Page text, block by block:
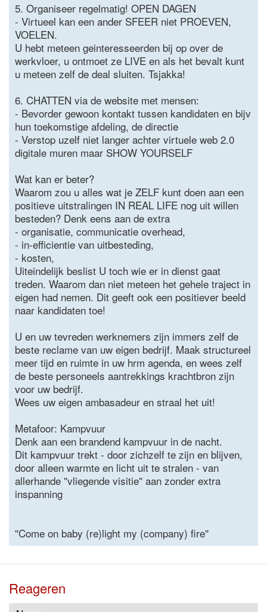
5. Organiseer regelmatig! OPEN DAGEN
- Virtueel kan een ander SFEER niet PROEVEN,
VOELEN.
U hebt meteen geinteresseerden bij op over de
werkvloer, u ontmoet ze LIVE en als het bevalt kunt
u meteen zelf de deal sluiten. Tsjakka!
6. CHATTEN via de website met mensen:
- Bevorder gewoon kontakt tussen kandidaten en bijv
hun toekomstige afdeling, de directie
- Verstop uzelf niet langer achter virtuele web 2.0
digitale muren maar SHOW YOURSELF
Wat kan er beter?
Waarom zou u alles wat je ZELF kunt doen aan een
positieve uitstralingen IN REAL LIFE nog uit willen
besteden? Denk eens aan de extra
- organisatie, communicatie overhead,
- in-efficientie van uitbesteding,
- kosten,
Uiteindelijk beslist U toch wie er in dienst gaat
treden. Waarom dan niet meteen het gehele traject in
eigen had nemen. Dit geeft ook een positiever beeld
naar kandidaten toe!
U en uw tevreden werknemers zijn immers zelf de
beste reclame van uw eigen bedrijf. Maak structureel
meer tijd en ruimte in uw hrm agenda, en wees zelf
de beste personeels aantrekkings krachtbron zijn
voor uw bedrijf.
Wees uw eigen ambasadeur en straal het uit!
Metafoor: Kampvuur
Denk aan een brandend kampvuur in de nacht.
Dit kampvuur trekt - door zichzelf te zijn en blijven,
door alleen warmte en licht uit te stralen - van
allerhande ''vliegende visitie'' aan zonder extra
inspanning
''Come on baby (re)light my (company) fire''
Reageren